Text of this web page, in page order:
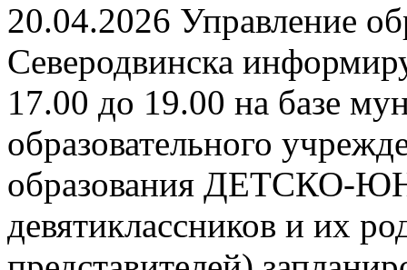
20.04.2026 Управление
Северодвинска
17.00 до 19.00 на базе
образовательного
образования
девятиклассников и их